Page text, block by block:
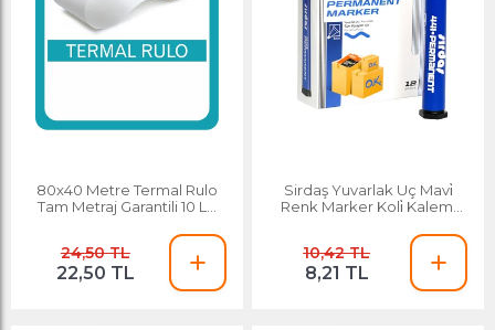
80x40 Metre Termal Rulo
Tam Metraj Garantili 10 Lu
24,50 TL
22,50 TL
Sirdaş Yuvarlak Uç Mavi̇
Renk Marker Koli̇ Kalemi̇
10,42 TL
8,21 TL